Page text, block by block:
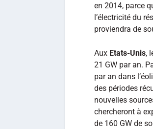
en 2014, parce
l’électricité du
proviendra de
Aux Etats-Unis,
21 GW par an.
par an dans
des périodes
nouvelles
chercheront à
de 160 GW de